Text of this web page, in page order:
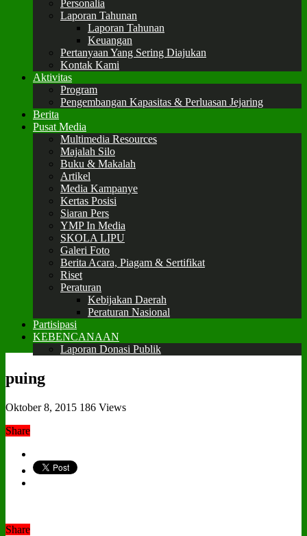
Personalia
Laporan Tahunan
Laporan Tahunan
Keuangan
Pertanyaan Yang Sering Diajukan
Kontak Kami
Aktivitas
Program
Pengembangan Kapasitas & Perluasan Jejaring
Berita
Pusat Media
Multimedia Resources
Majalah Silo
Buku & Makalah
Artikel
Media Kampanye
Kertas Posisi
Siaran Pers
YMP In Media
SKOLA LIPU
Galeri Foto
Berita Acara, Piagam & Sertifikat
Riset
Peraturan
Kebijakan Daerah
Peraturan Nasional
Partisipasi
KEBENCANAAN
Laporan Donasi Publik
puing
Oktober 8, 2015 186 Views
Share
Share